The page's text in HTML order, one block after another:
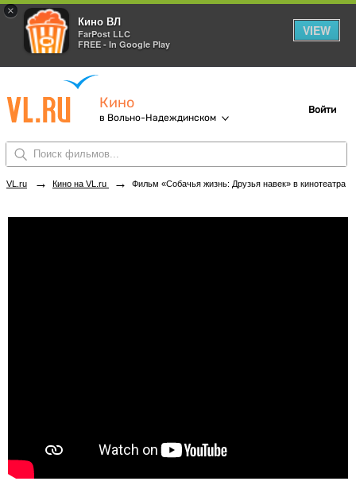
×
Кино ВЛ
FarPost LLC
FREE - In Google Play
VIEW
Кино
в Вольно-Надеждинском
Войти
VL.ru → Кино на VL.ru → Фильм «Собачья жизнь: Друзья навек» в кинотеатрах Вольно-Надеждинского. Купить билеты!